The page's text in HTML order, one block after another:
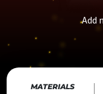
Add
MATERIALS